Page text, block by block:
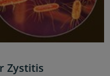
Zystitis